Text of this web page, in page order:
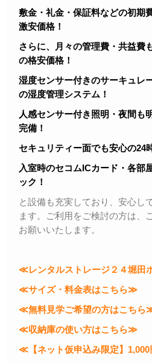
敷金・礼金・保証料などの初期
激安価格！
さらに、月々の管理費・共益費
の格安価格！
湿度センサー付きのサーキュレ
の湿度管理システム！
人感センサー付き照明・夜間も
完備！
セキュリティー面でも安心の24
入室時のセコムICカード・各部
ック！
と設備も充実しており、安心し
ます。ご利用をご検討の方は、
お願いいたします。
≪レンタルストレージ２４堀田
≪サイズ・料金表はこちら≫
≪無料見学ご希望の方はこちら
≪収納庫の使い方はこちら≫
≪【ネット仮申込み限定】